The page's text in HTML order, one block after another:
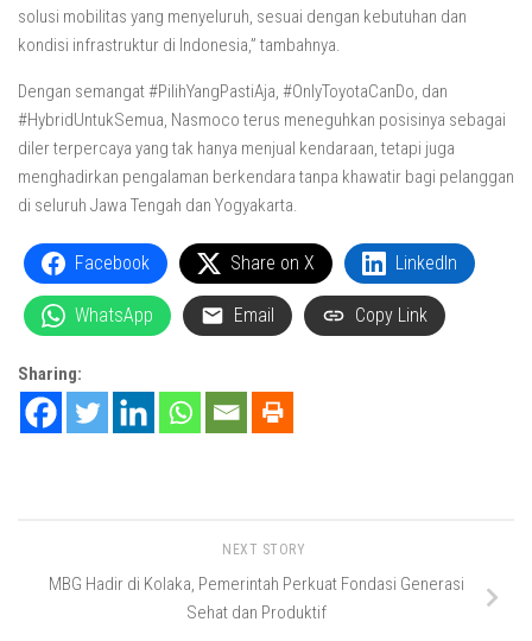
solusi mobilitas yang menyeluruh, sesuai dengan kebutuhan dan
kondisi infrastruktur di Indonesia,” tambahnya.
Dengan semangat #PilihYangPastiAja, #OnlyToyotaCanDo, dan
#HybridUntukSemua, Nasmoco terus meneguhkan posisinya sebagai
diler terpercaya yang tak hanya menjual kendaraan, tetapi juga
menghadirkan pengalaman berkendara tanpa khawatir bagi pelanggan
di seluruh Jawa Tengah dan Yogyakarta.
Facebook Share on X LinkedIn
WhatsApp Email Copy Link
Sharing:
NEXT STORY
MBG Hadir di Kolaka, Pemerintah Perkuat Fondasi Generasi
Sehat dan Produktif